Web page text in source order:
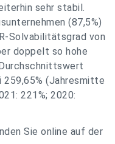
sehr stabil.
(87,5%)
Solvabilitätsgrad von
doppelt so hohe
259,65% (Jahresmitte
221%; 2020:
Sie online auf der